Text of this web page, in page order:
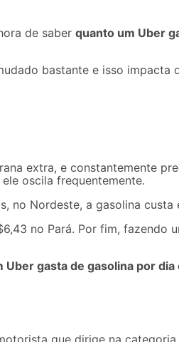
de saber quanto um Uber
bastante e isso impacta
extra, e constantemente
ele oscila frequentemente.
, no Nordeste, a gasolina custa
no Pará. Por fim, fazendo
Uber gasta de gasolina por dia
que dirige na categoria